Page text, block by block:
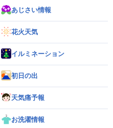
あじさい情報
花火天気
イルミネーション
初日の出
天気痛予報
お洗濯情報